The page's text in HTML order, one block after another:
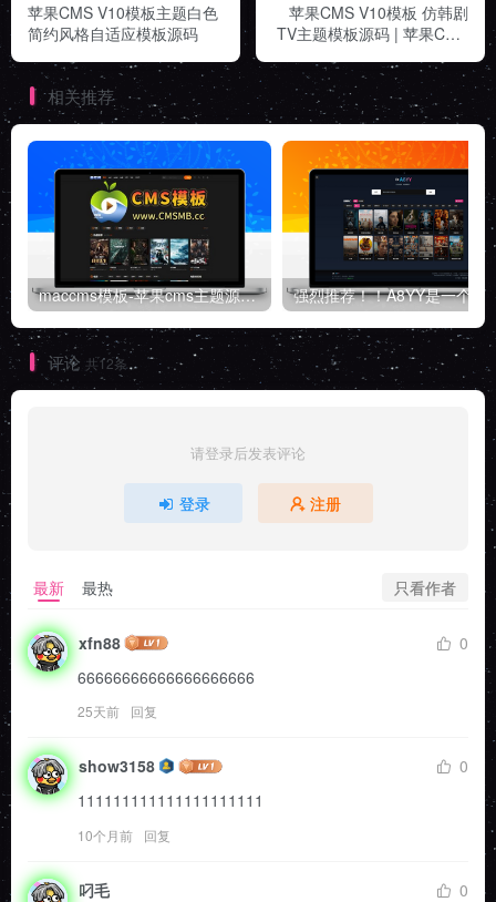
苹果CMS V10模板主题白色
简约风格自适应模板源码
苹果CMS V10模板 仿韩剧
TV主题模板源码 | 苹果CMS
相关推荐
maccms模板-苹果cms主题源码-自适应高端模板带后台
评论 共12条
请登录后发表评论
登录 注册
最新 最热 只看作者
xfn88
0
66666666666666666666
25天前 回复
show3158
0
111111111111111111111
10个月前 回复
叼毛
0